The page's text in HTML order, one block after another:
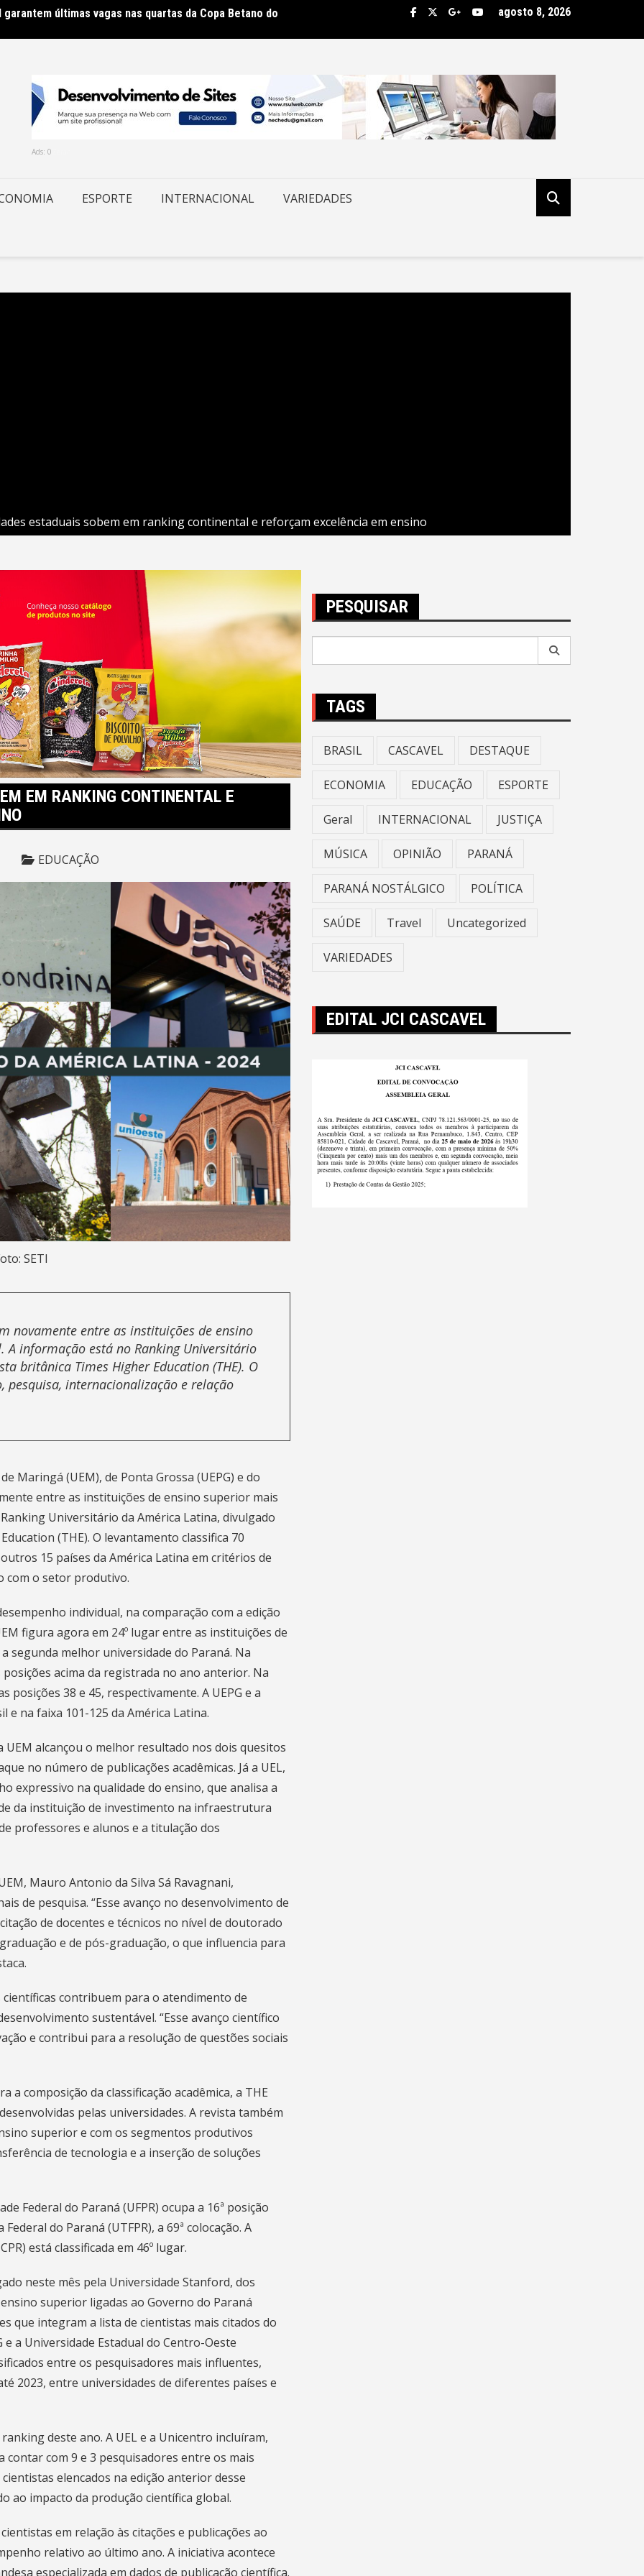
últimas vagas nas quartas da Copa Betano do
nesta sexta estudantes em lista de espera STF muda decisão de Moraes e reduz pena de condenada por 8 de
agosto 8, 2026
Ads: 0
ESPORTE INTERNACIONAL VARIEDADES
estaduais sobem em ranking continental e reforçam excelência em ensino
EM RANKING CONTINENTAL E
EDUCAÇÃO
SETI
novamente entre as instituições de ensino
informação está no Ranking Universitário
britânica Times Higher Education (THE). O
internacionalização e relação
Maringá (UEM), de Ponta Grossa (UEPG) e do
entre as instituições de ensino superior mais
Universitário da América Latina, divulgado
(THE). O levantamento classifica 70
15 países da América Latina em critérios de
com o setor produtivo.
individual, na comparação com a edição
figura agora em 24º lugar entre as instituições de
segunda melhor universidade do Paraná. Na
posições acima da registrada no ano anterior. Na
posições 38 e 45, respectivamente. A UEPG e a
e na faixa 101-125 da América Latina.
alcançou o melhor resultado nos dois quesitos
no número de publicações acadêmicas. Já a UEL,
expressivo na qualidade do ensino, que analisa a
da instituição de investimento na infraestrutura
professores e alunos e a titulação dos
Mauro Antonio da Silva Sá Ravagnani,
de pesquisa. “Esse avanço no desenvolvimento de
de docentes e técnicos no nível de doutorado
e de pós-graduação, o que influencia para
contribuem para o atendimento de
sustentável. “Esse avanço científico
e contribui para a resolução de questões sociais
a composição da classificação acadêmica, a THE
pelas universidades. A revista também
superior e com os segmentos produtivos
de tecnologia e a inserção de soluções
Federal do Paraná (UFPR) ocupa a 16ª posição
do Paraná (UTFPR), a 69ª colocação. A
está classificada em 46º lugar.
neste mês pela Universidade Stanford, dos
superior ligadas ao Governo do Paraná
que integram a lista de cientistas mais citados do
e a Universidade Estadual do Centro-Oeste
entre os pesquisadores mais influentes,
2023, entre universidades de diferentes países e
deste ano. A UEL e a Unicentro incluíram,
com 9 e 3 pesquisadores entre os mais
elencados na edição anterior desse
ao impacto da produção científica global.
em relação às citações e publicações ao
relativo ao último ano. A iniciativa acontece
especializada em dados de publicação científica.
PESQUISAR
TAGS
BRASIL CASCAVEL DESTAQUE
ECONOMIA EDUCAÇÃO ESPORTE
Geral INTERNACIONAL JUSTIÇA
MÚSICA OPINIÃO PARANÁ
PARANÁ NOSTÁLGICO POLÍTICA
SAÚDE Travel Uncategorized
VARIEDADES
EDITAL JCI CASCAVEL